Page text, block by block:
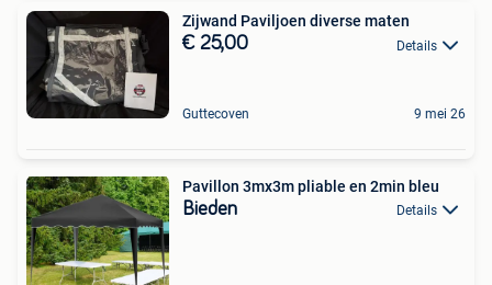
Zijwand Paviljoen diverse maten
€ 25,00 Details
Guttecoven 9 mei 26
Pavillon 3mx3m pliable en 2min bleu
Bieden Details